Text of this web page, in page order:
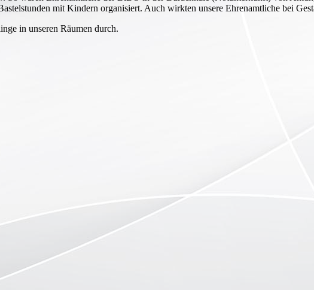
mit Kindern organisiert. Auch wirkten unsere Ehrenamtliche bei
in unseren Räumen durch.